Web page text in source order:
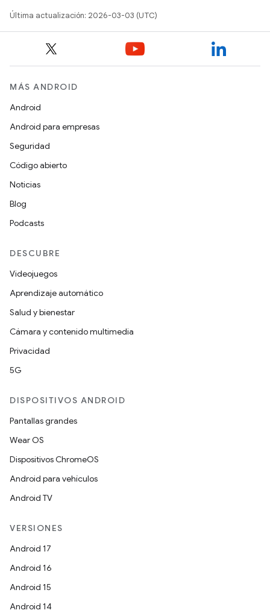
Última actualización: 2026-03-03 (UTC)
MÁS ANDROID
Android
Android para empresas
Seguridad
Código abierto
Noticias
Blog
Podcasts
DESCUBRE
Videojuegos
Aprendizaje automático
Salud y bienestar
Cámara y contenido multimedia
Privacidad
5G
DISPOSITIVOS ANDROID
Pantallas grandes
Wear OS
Dispositivos ChromeOS
Android para vehículos
Android TV
VERSIONES
Android 17
Android 16
Android 15
Android 14